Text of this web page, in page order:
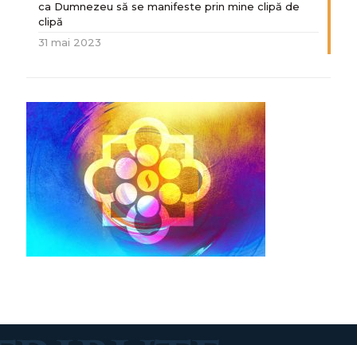
ca Dumnezeu să se manifeste prin mine clipă de
clipă
31 mai 2023